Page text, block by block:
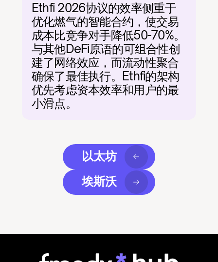
Ethfi 2026协议的效率侧重于
优化燃气的智能合约，使交易
成本比竞争对手降低50-70%。
与其他DeFi原语的可组合性创
建了网络效应，而流动性聚合
确保了最佳执行。Ethfi的架构
优先考虑资本效率和用户的最
小滑点。
以太坊
埃斯沃